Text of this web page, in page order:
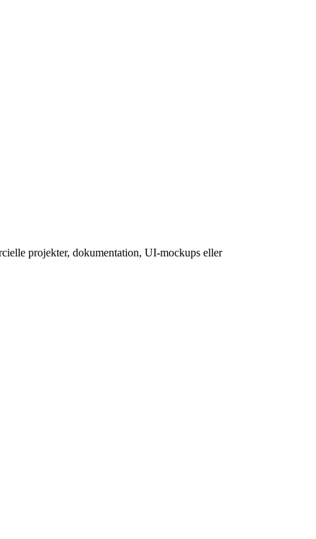
projekter, dokumentation, UI-mockups eller